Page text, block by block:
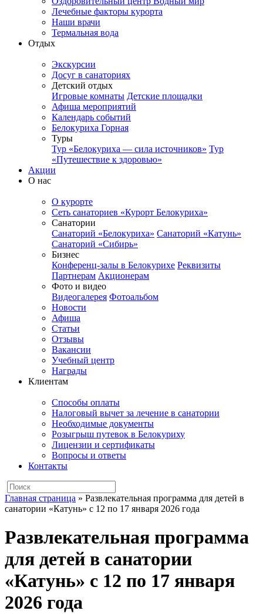
Лечебные факторы курорта
Наши врачи
Термальная вода
Отдых
Экскурсии
Досуг в санаториях
Детский отдых
Игровые комнаты Детские площадки
Афиша мероприятий
Календарь событий
Белокуриха Горная
Туры
Тур «Белокуриха — сила источников» Тур
«Путешествие к здоровью»
Акции
О нас
О курорте
Сеть санаториев «Курорт Белокуриха»
Санатории
Санаторий «Белокуриха» Санаторий «Катунь»
Санаторий «Сибирь»
Бизнес
Конференц-залы в Белокурихе Реквизиты
Партнерам Акционерам
Фото и видео
Видеогалерея Фотоальбом
Новости
Афиша
Статьи
Отзывы
Вакансии
Учебный центр
Награды
Клиентам
Способы оплаты
Налоговый вычет за лечение в санатории
Необходимые документы
Розыгрыш путевок в Белокуриху
Лицензии и сертификаты
Вопросы и ответы
Контакты
Главная страница » Развлекательная программа для детей в
санатории «Катунь» с 12 по 17 января 2026 года
Развлекательная программа
для детей в санатории
«Катунь» с 12 по 17 января
2026 года